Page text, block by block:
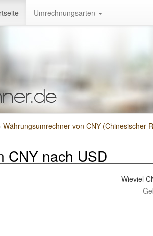
Umrechnungsarten
Währungsumrechner von CNY (Chinesischer
CNY nach USD
Wieviel